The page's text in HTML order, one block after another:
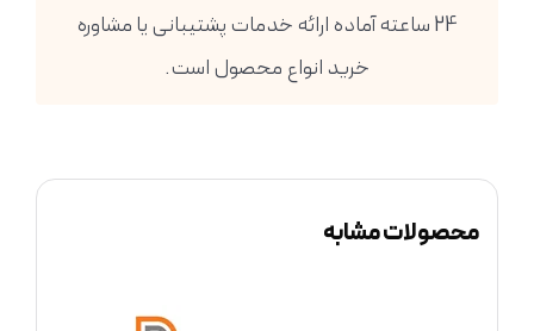
24 ساعته آماده ارائه خدمات پشتیبانی یا مشاوره
خرید انواع محصول است.
محصولات مشابه